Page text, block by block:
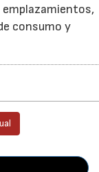
consumo y